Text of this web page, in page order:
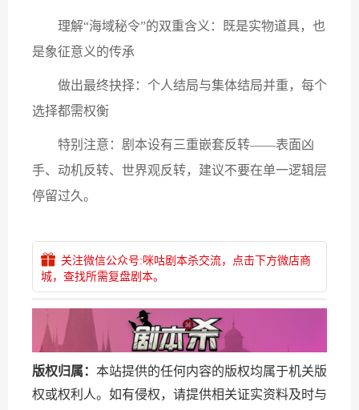
理解“海域秘令”的双重含义：既是实物道具，也
是象征意义的传承
做出最终抉择：个人结局与集体结局并重，每个
选择都需权衡
特别注意：剧本设有三重嵌套反转——表面凶
手、动机反转、世界观反转，建议不要在单一逻辑层
停留过久。
关注微信公众号:咪咕剧本杀交流，点击下方微店商
城，查找所需复盘剧本。
版权归属： 本站提供的任何内容的版权均属于机关版
权或权利人。如有侵权，请提供相关证实资料及时与